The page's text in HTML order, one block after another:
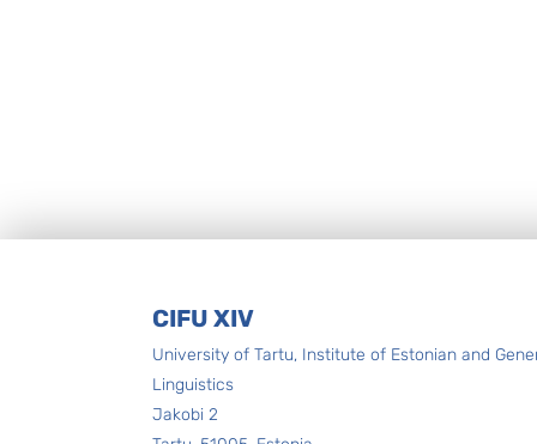
CIFU XIV
University of Tartu, Institute of Estonian and
Linguistics
Jakobi 2